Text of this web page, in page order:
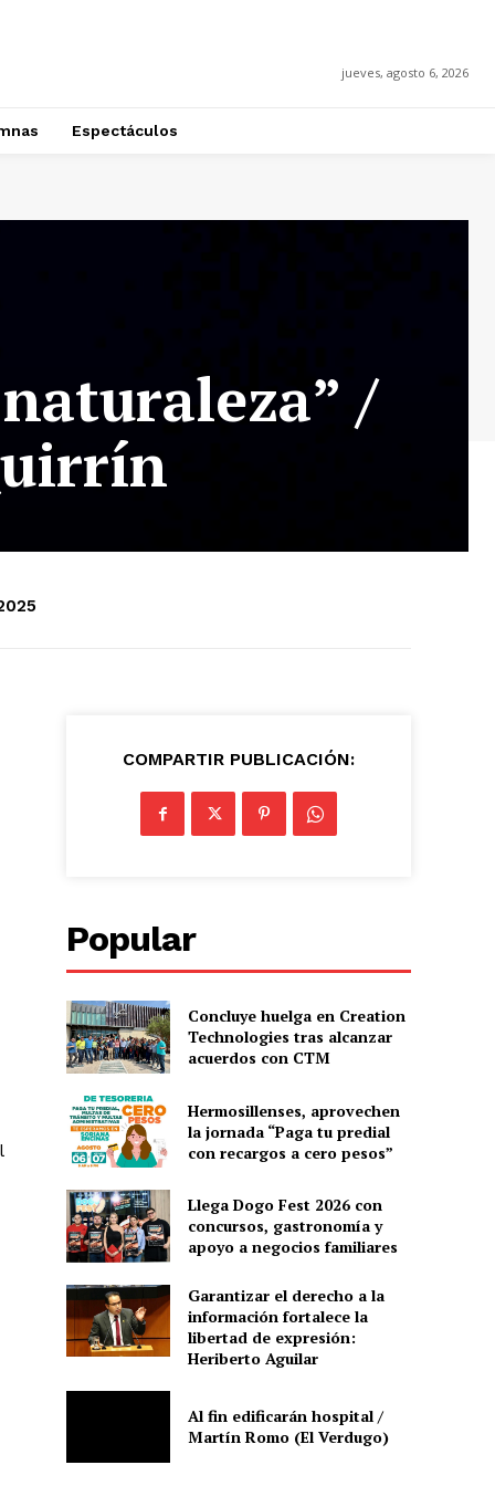
jueves, agosto 6, 2026
Espectáculos
/
COMPARTIR PUBLICACIÓN:
Popular
Concluye huelga en Creation
Technologies tras alcanzar
acuerdos con CTM
Hermosillenses, aprovechen
la jornada “Paga tu predial
con recargos a cero pesos”
Llega Dogo Fest 2026 con
concursos, gastronomía y
apoyo a negocios familiares
Garantizar el derecho a la
información fortalece la
libertad de expresión:
Heriberto Aguilar
Al fin edificarán hospital /
Martín Romo (El Verdugo)